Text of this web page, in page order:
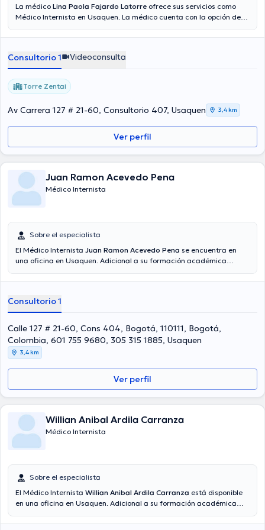
La médico Lina Paola Fajardo Latorre ofrece sus servicios como
Médico Internista en Usaquen. La médico cuenta con la opción de
aceptadas. El precio de la consulta con la doctora Lina Paola
Consultorio 1 Videoconsulta
Torre Zentai
Av Carrera 127 # 21-60, Consultorio 407, Usaquen 3,4 km
Ver perfil
Juan Ramon Acevedo Pena
Médico Internista
Sobre el especialista
El Médico Internista Juan Ramon Acevedo Pena se encuentra en
una oficina en Usaquen. Adicional a su formación académica
especialidad. El Dr. cuenta con muchos años de experiencia laboral
como miembro de diversas asociaciones médicas. Juan Ramon
Acevedo Pena ha participado en múltiples conferencias con la
intención de lograr tener una formación continua en su campo de
especialización y ha compartido importantes publicaciones. Español
es el idioma principal que maneja el Dr.
Consultorio 1
Calle 127 # 21-60, Cons 404, Bogotá, 110111, Bogotá,
Colombia, 601 755 9680, 305 315 1885, Usaquen
3,4 km
Ver perfil
Willian Anibal Ardila Carranza
Médico Internista
Sobre el especialista
El Médico Internista Willian Anibal Ardila Carranza está disponible
en una oficina en Usaquen. Adicional a su formación académica
de especialidad. El doctor lleva más de años de experiencia laboral